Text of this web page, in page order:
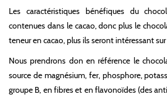
Les caractéristiques bénéfiques du
contenues dans le cacao, donc plus le
teneur en cacao, plus ils seront intéressant
Nous prendrons don en référence le
source de magnésium, fer, phosphore,
groupe B, en fibres et en flavonoïdes (des